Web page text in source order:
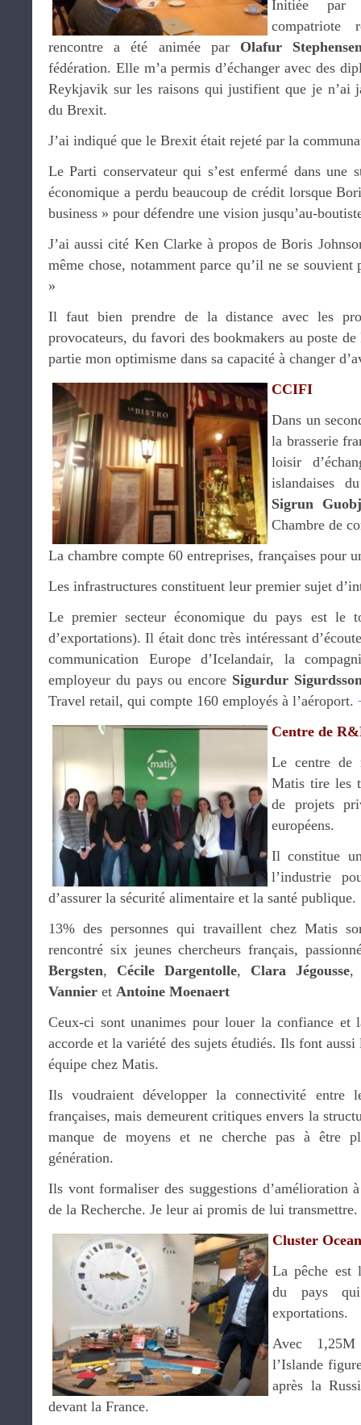
Initiée
compatriote
rencontre a été animée par Olafur
fédération. Elle m’a permis d’échanger avec des
Reykjavik sur les raisons qui justifient que je n’ai
du Brexit.
J’ai indiqué que le Brexit était rejeté par la
Le Parti conservateur qui s’est enfermé dans une
économique a perdu beaucoup de crédit lorsque
business » pour défendre une vision jusqu’au-
J’ai aussi cité Ken Clarke à propos de Boris
même chose, notamment parce qu’il ne se
»
Il faut bien prendre de la distance avec les
provocateurs, du favori des bookmakers au poste
partie mon optimisme dans sa capacité à changer
CCIFI
Dans un
la brasserie
loisir
islandaises
Sigrun
Chambre de
La chambre compte 60 entreprises, françaises pour
Les infrastructures constituent leur premier sujet
Le premier secteur économique du pays est le
d’exportations). Il était donc très intéressant
communication Europe d’Icelandair, la
employeur du pays ou encore Sigurdur
Travel retail, qui compte 160 employés à l’aéroport.
Centre de
Le centre de
Matis tire les
de projets
européens.
Il constitue
l’industrie
d’assurer la sécurité alimentaire et la santé publique.
13% des personnes qui travaillent chez Matis
rencontré six jeunes chercheurs français,
Bergsten, Cécile Dargentolle, Clara Jégousse
Vannier et Antoine Moenaert
Ceux-ci sont unanimes pour louer la confiance et
accorde et la variété des sujets étudiés. Ils font
équipe chez Matis.
Ils voudraient développer la connectivité entre
françaises, mais demeurent critiques envers la
manque de moyens et ne cherche pas à être
génération.
Ils vont formaliser des suggestions d’amélioration
de la Recherche. Je leur ai promis de lui transmettre.
Cluster Ocean
La pêche est
du pays
exportations.
Avec
l’Islande
après la
devant la France.